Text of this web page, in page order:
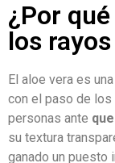
¿Por
los
El aloe vera es
con el paso de los
personas ante
su textura
ganado un puesto